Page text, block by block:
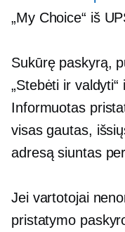
„My Choice“ iš
Sukūrę paskyrą,
„Stebėti ir
Informuotas
visas gautas,
adresą siuntas
Jei vartotojai
pristatymo